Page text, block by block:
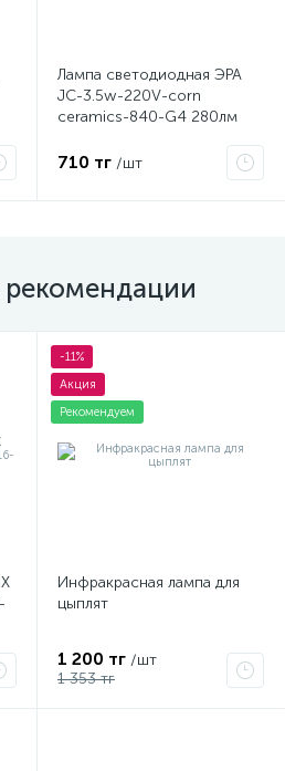
Лампа светодиодная ЭРА
JC-3.5w-220V-corn
ceramics-840-G4 280лм
710 тг /шт
-11%
Акция
Рекомендуем
Инфракрасная лампа для
цыплят
1 200 тг /шт
1 353 тг